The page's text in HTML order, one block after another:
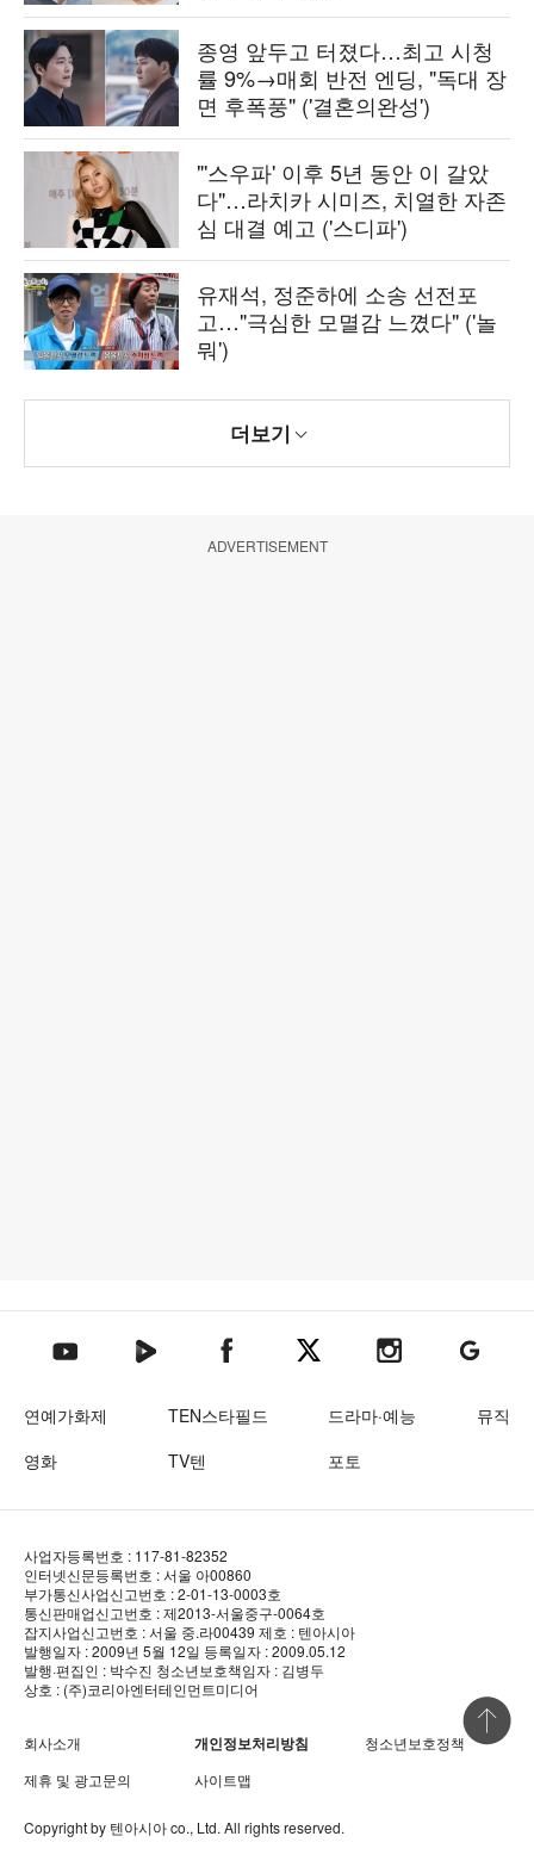
종영 앞두고 터졌다…최고 시청
률 9%→매회 반전 엔딩, "독대 장
면 후폭풍" ('결혼의완성')
"'스우파' 이후 5년 동안 이 갈았
다"…라치카 시미즈, 치열한 자존
심 대결 예고 ('스디파')
유재석, 정준하에 소송 선전포
고…"극심한 모멸감 느꼈다" ('놀
뭐')
더보기
ADVERTISEMENT
텐아시아 유튜브텐아시아 네이버TV텐아시아 페이스북텐아시아 엑스텐아시아 인스타그램
텐아시아
연예가화제 TEN스타필드 드라마·예능
뮤직
영화
TV텐 포토
사업자등록번호 : 117-81-82352
인터넷신문등록번호 : 서울 아00860
부가통신사업신고번호 : 2-01-13-0003호
통신판매업신고번호 : 제2013-서울중구-0064호
잡지사업신고번호 : 서울 중.라00439 제호 : 텐아시아
발행일자 : 2009년 5월 12일 등록일자 : 2009.05.12
발행·편집인 : 박수진 청소년보호책임자 : 김병두
상호 : (주)코리아엔터테인먼트미디어
회사소개 개인정보처리방침
청소년보호정책
제휴 및 광고문의
사이트맵
Copyright by 텐아시아co., Ltd. All rights reserved.
상단 바로